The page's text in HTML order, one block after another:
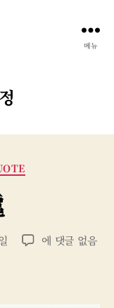
메뉴
跳
에 댓글 없음